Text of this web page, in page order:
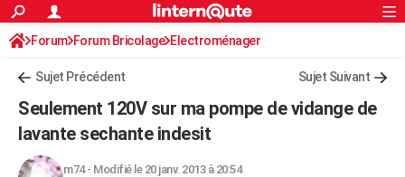
ACTUALITÉS
Politique
Société
Faits Divers
Education
Monde
Villes
+
Programme TV
TNTStreaming
Cinéma
Sorties cinéma
Musique
+FINANCE
Retraite
Impôts
Epargne
Immobilier
Risques naturels par ville
Banque
Assurance
Crédit
AUTO
S'inscrire
Connexion
Forum Forum Bricolage Electroménager
Sujet Précédent Sujet Suivant
Seulement 120V sur ma pompe de vidange de
lavante sechante indesit
m74- Modifié le 20 janv. 2013 à 20:54